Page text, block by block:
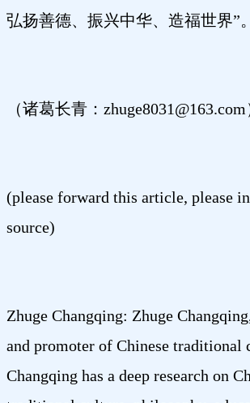
弘扬善德、振兴中华、造福世界”。
（诸葛长青：zhuge8031@163.com
(please forward this article, please
source)
Zhuge Changqing: Zhuge
and promoter of Chinese traditional
Changqing has a deep research on